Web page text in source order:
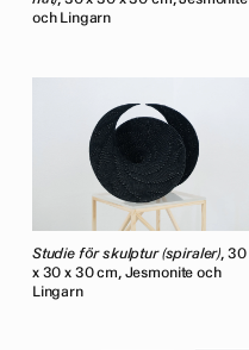
och Lingarn
Studie för skulptur (spiraler), 30
x 30 x 30 cm, Jesmonite och
Lingarn